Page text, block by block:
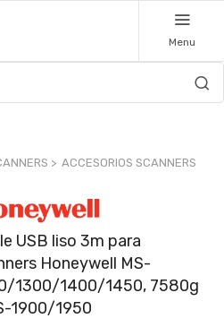
Menu
> ACCESORIOS SCANNERS
USB liso 3m para
Honeywell MS-
1300/1400/1450, 7580g
1900/1950